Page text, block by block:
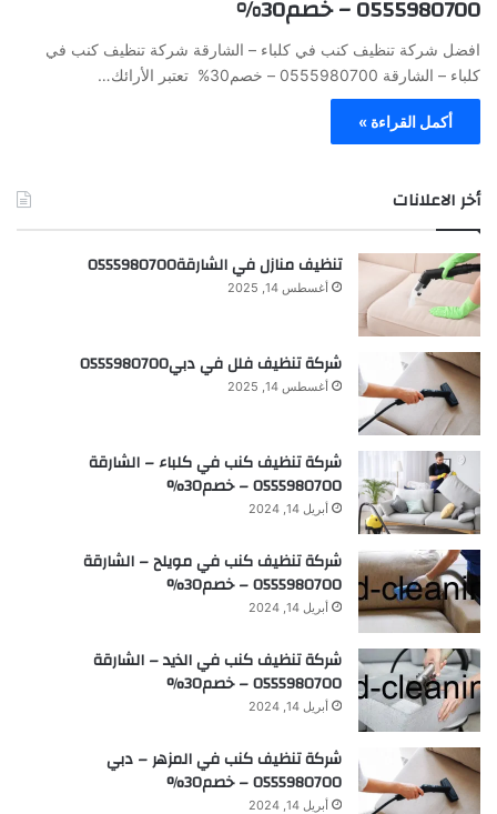
0555980700 – خصم30%
افضل شركة تنظيف كنب في كلباء – الشارقة شركة تنظيف كنب في
كلباء – الشارقة 0555980700 – خصم30% تعتبر الأرائك…
أكمل القراءة »
أخر الاعلانات
تنظيف منازل في الشارقة0555980700
أغسطس 14, 2025
شركة تنظيف فلل في دبي0555980700
أغسطس 14, 2025
شركة تنظيف كنب في كلباء – الشارقة
0555980700 – خصم30%
أبريل 14, 2024
شركة تنظيف كنب في مويلح – الشارقة
0555980700 – خصم30%
أبريل 14, 2024
شركة تنظيف كنب في الذيد – الشارقة
0555980700 – خصم30%
أبريل 14, 2024
شركة تنظيف كنب في المزهر – دبي
0555980700 – خصم30%
أبريل 14, 2024